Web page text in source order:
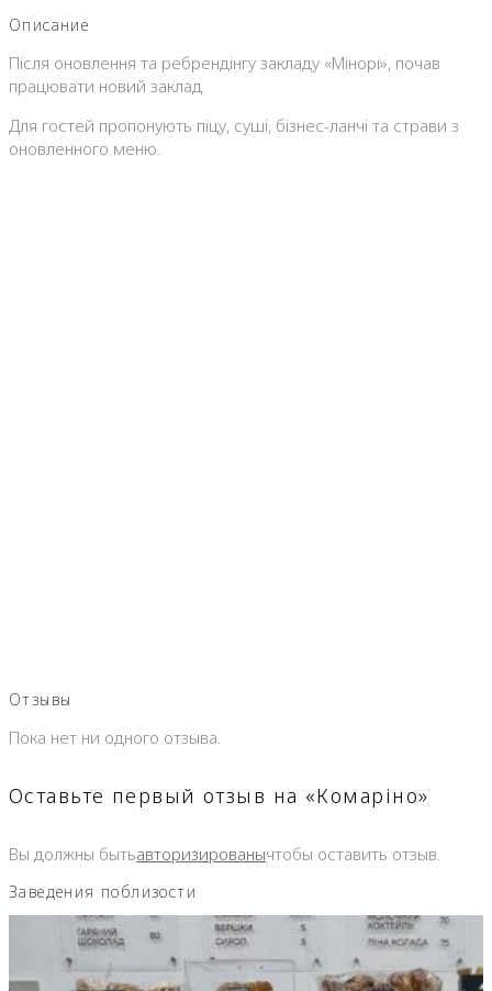
Описание
Після оновлення та ребрендінгу закладу «Мінорі», почав
працювати новий заклад.
Для гостей пропонують піцу, суші, бізнес-ланчі та страви з
оновленного меню.
Отзывы
Пока нет ни одного отзыва.
Оставьте первый отзыв на «Комаріно»
Вы должны бытьавторизированычтобы оставить отзыв.
Заведения поблизости